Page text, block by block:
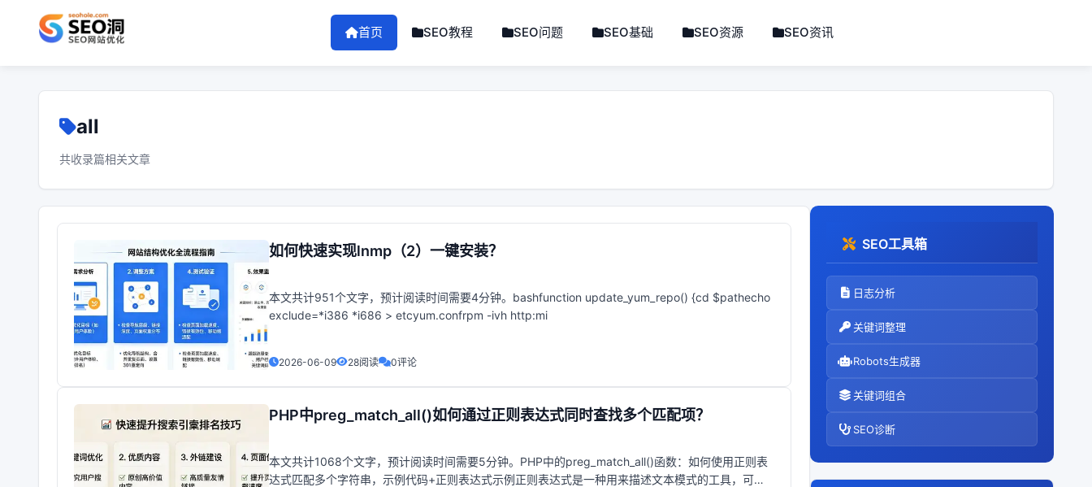
首页 SEO教程 SEO问题 SEO基础 SEO资源 SEO资讯
all
共收录篇相关文章
如何快速实现lnmp（2）一键安装？
本文共计951个文字，预计阅读时间需要4分钟。bashfunction update_yum_repo() {cd $pathecho
exclude=*i386 *i686 > etcyum.confrpm -ivh http:mi
2026-06-09 28阅读 0评论
PHP中preg_match_all()如何通过正则表达式同时查找多个匹配项？
本文共计1068个文字，预计阅读时间需要5分钟。PHP中的preg_match_all()函数：如何使用正则表
达式匹配多个字符串，示例代码+正则表达式示例正则表达式是一种用来描述文本模式的工具，可以
SEO工具箱
日志分析
关键词整理
Robots生成器
关键词组合
SEO诊断